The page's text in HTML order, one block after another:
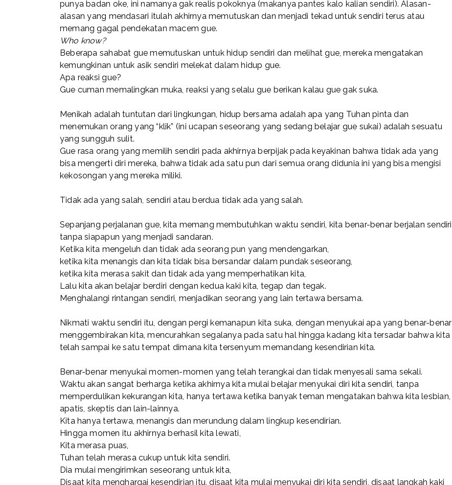
punya badan oke, ini namanya gak realis pokoknya (makanya pantes kalo kalian sendiri). Alasan-
alasan yang mendasari itulah akhirnya memutuskan dan menjadi tekad untuk sendiri terus atau
memang gagal pendekatan macem gue.
Who know?
Beberapa sahabat gue memutuskan untuk hidup sendiri dan melihat gue, mereka mengatakan
kemungkinan untuk asik sendiri melekat dalam hidup gue.
Apa reaksi gue?
Gue cuman memalingkan muka, reaksi yang selalu gue berikan kalau gue gak suka.
Menikah adalah tuntutan dari lingkungan, hidup bersama adalah apa yang Tuhan pinta dan
menemukan orang yang “klik” (ini ucapan seseorang yang sedang belajar gue sukai) adalah sesuatu
yang sungguh sulit.
Gue rasa orang yang memilih sendiri pada akhirnya berpijak pada keyakinan bahwa tidak ada yang
bisa mengerti diri mereka, bahwa tidak ada satu pun dari semua orang didunia ini yang bisa mengisi
kekosongan yang mereka miliki.
Tidak ada yang salah, sendiri atau berdua tidak ada yang salah.
Sepanjang perjalanan gue, kita memang membutuhkan waktu sendiri, kita benar-benar berjalan sendiri
tanpa siapapun yang menjadi sandaran.
Ketika kita mengeluh dan tidak ada seorang pun yang mendengarkan,
ketika kita menangis dan kita tidak bisa bersandar dalam pundak seseorang,
ketika kita merasa sakit dan tidak ada yang memperhatikan kita,
Lalu kita akan belajar berdiri dengan kedua kaki kita, tegap dan tegak.
Menghalangi rintangan sendiri, menjadikan seorang yang lain tertawa bersama.
Nikmati waktu sendiri itu, dengan pergi kemanapun kita suka, dengan menyukai apa yang benar-benar
menggembirakan kita, mencurahkan segalanya pada satu hal hingga kadang kita tersadar bahwa kita
telah sampai ke satu tempat dimana kita tersenyum memandang kesendirian kita.
Benar-benar menyukai momen-momen yang telah terangkai dan tidak menyesali sama sekali.
Waktu akan sangat berharga ketika akhirnya kita mulai belajar menyukai diri kita sendiri, tanpa
memperdulikan kekurangan kita, hanya tertawa ketika banyak teman mengatakan bahwa kita lesbian,
apatis, skeptis dan lain-lainnya.
Kita hanya tertawa, menangis dan merundung dalam lingkup kesendirian.
Hingga momen itu akhirnya berhasil kita lewati,
Kita merasa puas,
Tuhan telah merasa cukup untuk kita sendiri.
Dia mulai mengirimkan seseorang untuk kita,
Disaat kita menghargai kesendirian itu, disaat kita mulai menyukai diri kita sendiri, disaat langkah kaki